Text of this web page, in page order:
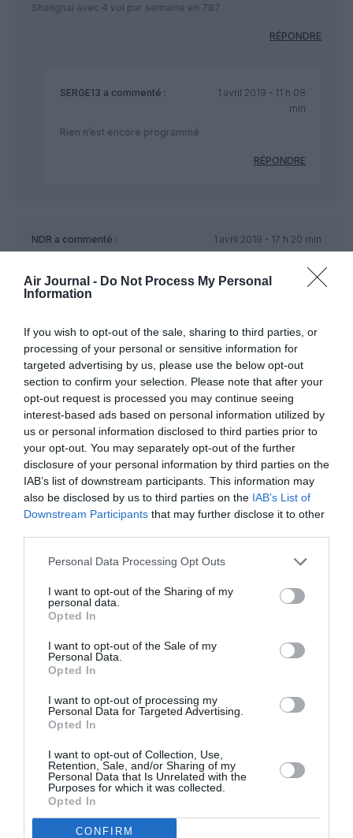
Air Journal - Do Not Process My Personal
Information
If you wish to opt-out of the sale, sharing to third parties, or
processing of your personal or sensitive information for
targeted advertising by us, please use the below opt-out
section to confirm your selection. Please note that after your
opt-out request is processed you may continue seeing
interest-based ads based on personal information utilized by
us or personal information disclosed to third parties prior to
your opt-out. You may separately opt-out of the further
disclosure of your personal information by third parties on the
IAB’s list of downstream participants. This information may
also be disclosed by us to third parties on the IAB’s List of
Downstream Participants that may further disclose it to other
Personal Data Processing Opt Outs
I want to opt-out of the Sharing of my
personal data.
Opted In
I want to opt-out of the Sale of my
Personal Data.
Opted In
I want to opt-out of processing my
Personal Data for Targeted Advertising.
Opted In
I want to opt-out of Collection, Use,
Retention, Sale, and/or Sharing of my
Personal Data that Is Unrelated with the
Purposes for which it was collected.
Opted In
CONFIRM
Shanghai avec 4 vol par semaine en 787
RÉPONDRE
SERGE13 a commenté :
1 avril 2019 - 11 h 08
min
Rien n’est encore programmé
RÉPONDRE
NDR a commenté :
1 avril 2019 - 17 h 20 min
et Prague vont bien fonctionner : a cause du système
numerus clausus en service au Maroc et en France beaucoup
doctorats en Tunisie et en République Tchèque ;
Air Arabia fait rarement des ouvertures hasardeuses sur les
lignes internes qu’elle a inauguré au Maroc beaucoup ont l’air
de fonctionner et pourtant elle n’a que des avions de 174 PAX
elle arrive a remplir un A320 la ou la RAM n’était pas capable
de remplir un ATR, les lignes internes semblent fonctionner
sauf la ligne Tanger – Fes ou le TGV est venu jouer les
troubles fêtes en raccoucissant le trajet de 2h via Kenitra : Air
Arabia vient donc de supprimer en conséquences sa ligne
Tanger – Fes pour la remplacer par une nouvelle ligne Tanger
– Agadir ;
La preuve que la RAM fait moins bien parfois ses études de
6h et ben non elle n’avait qu’un vol qui y découlait a 5h et elle
les mois qui viennent 2 vols par jours a sur TNG-CMN ! Elle
aurait mieut fait d’ouvrir une offre TGVair tout le monde prend
équipes de foot de Rabat et Casablanca.
Air Arabia a supprimé Tanger – Fes de 300 dirhams (30$)
pour le remplacer par Tanger – Agadir a 50$ en 1h contre
150$ en 5h avec la RAM a cause de son ecale a CMN, le trajet
est sur une distance de ~900 km par autoroute et coute 35$
+ 11h en bus.